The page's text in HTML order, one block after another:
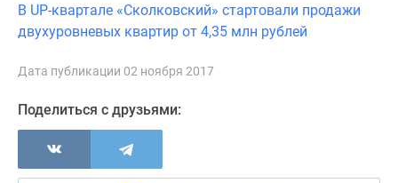
Медиа
Новости
Мнение
эксперта
Аналитика
Покупателю
В UP-квартале «Сколковский» стартовали продажи
двухуровневых квартир от 4,35 млн рублей
Дата публикации 02 ноября 2017
Поделиться с друзьями: